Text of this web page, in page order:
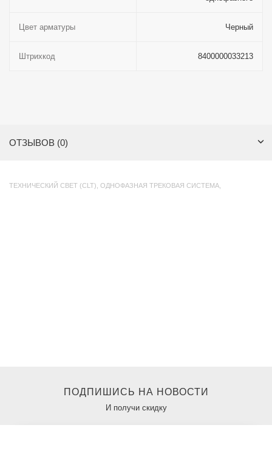
Цвет арматуры Черный
Штрихкод 8400000033213
ОТЗЫВОВ (0)
ТЕХНИЧЕСКИЙ СВЕТ (CLT) ОДНОФАЗНАЯ ТРЕКОВАЯ СИСТЕМА
ПОДПИШИСЬ НА НОВОСТИ
И получи скидку